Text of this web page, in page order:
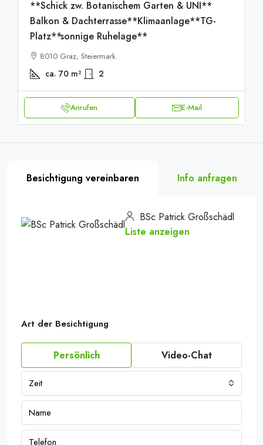
**Schick zw. Botanischem Garten & UNI**
Balkon & Dachterrasse**Klimaanlage**TG-
Platz**sonnige Ruhelage**
8010 Graz, Steiermark
ca. 70 m² 2
Anrufen E-Mail
Besichtigung vereinbaren Info anfragen
BSc Patrick Großschädl
Liste anzeigen
Art der Besichtigung
Persönlich Video-Chat
Zeit